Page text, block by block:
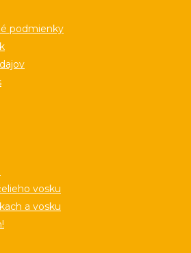
podmienky
vosku
a vosku